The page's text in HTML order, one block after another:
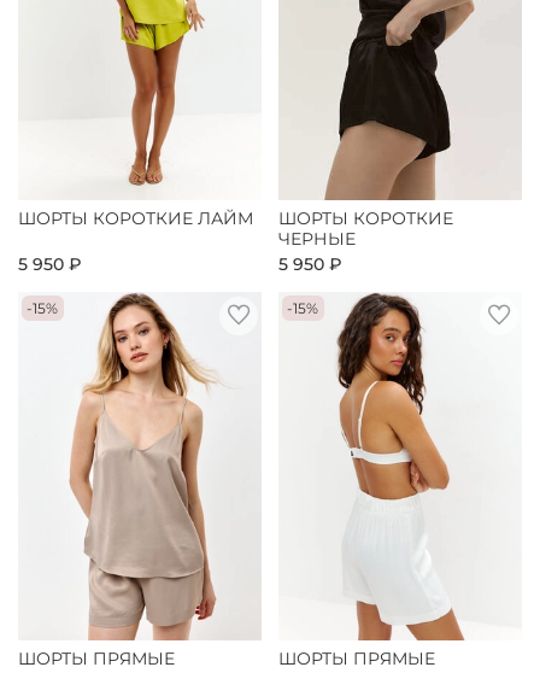
ШОРТЫ КОРОТКИЕ ЛАЙМ
5 950 ₽
ШОРТЫ КОРОТКИЕ
ЧЕРНЫЕ
5 950 ₽
-15%
ШОРТЫ ПРЯМЫЕ
-15%
ШОРТЫ ПРЯМЫЕ